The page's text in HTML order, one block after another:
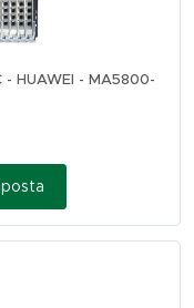
- HUAWEI - MA5800-